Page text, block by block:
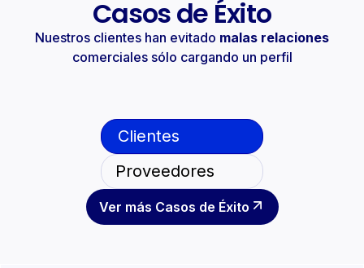
Casos de Éxito
Nuestros clientes han evitado malas relaciones
comerciales sólo cargando un perfil
Clientes
Proveedores
Ver más Casos de Éxito